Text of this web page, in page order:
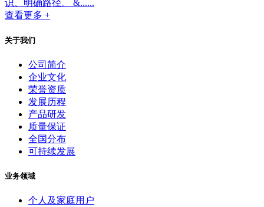
识、明确路径。 &......
查看更多 +
关于我们
公司简介
企业文化
荣誉资质
发展历程
产品研发
质量保证
全国分布
可持续发展
业务领域
个人及家庭用户